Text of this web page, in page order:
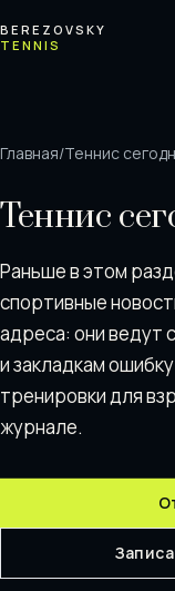
BEREZOVSKY
TENNIS
Главная/Теннис
Теннис
Раньше в этом
спортивные
адреса: они ведут
и закладкам
тренировки для
журнале.